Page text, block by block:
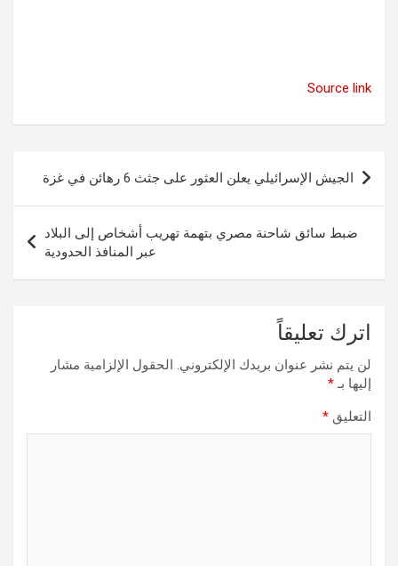
Source link
تصفّح
المقالات
الجيش الإسرائيلي يعلن العثور على جثث 6 رهائن في غزة
ضبط سائق شاحنة مصري بتهمة تهريب أشخاص إلى البلاد
عبر المنافذ الحدودية
اترك تعليقاً
لن يتم نشر عنوان بريدك الإلكتروني. الحقول الإلزامية مشار
إليها بـ*
التعليق *